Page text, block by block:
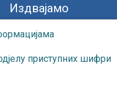
Издвајамо
приступних шифри